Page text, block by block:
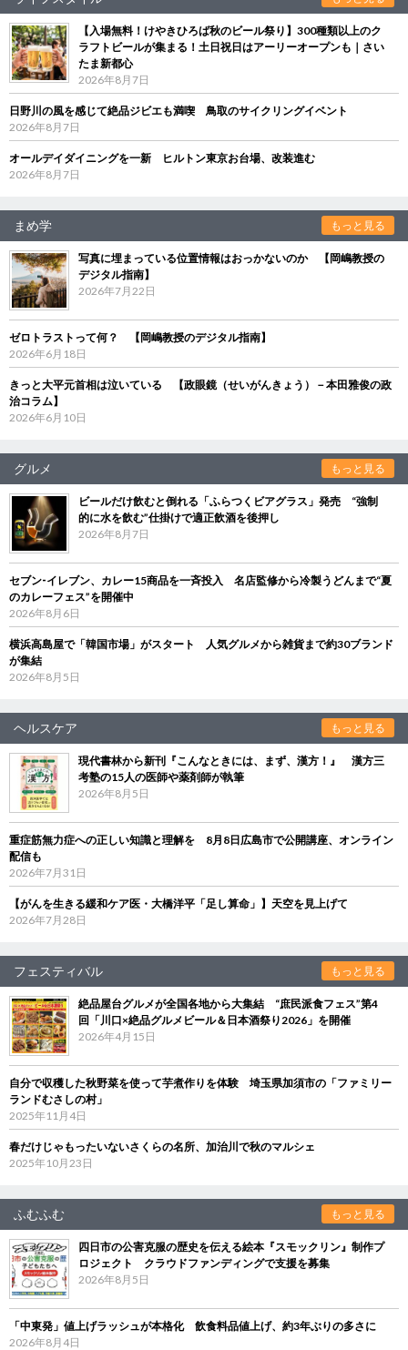
【入場無料！けやきひろば秋のビール祭り】300種類以上のク
ラフトビールが集まる！土日祝日はアーリーオープンも｜さい
たま新都心
2026年8月7日
日野川の風を感じて絶品ジビエも満喫 鳥取のサイクリングイベント
2026年8月7日
オールデイダイニングを一新 ヒルトン東京お台場、改装進む
2026年8月7日
まめ学 もっと見る
写真に埋まっている位置情報はおっかないのか 【岡嶋教授の
デジタル指南】
2026年7月22日
ゼロトラストって何？ 【岡嶋教授のデジタル指南】
2026年6月18日
きっと大平元首相は泣いている 【政眼鏡（せいがんきょう）－本田雅俊の政
治コラム】
2026年6月10日
グルメ もっと見る
ビールだけ飲むと倒れる「ふらつくビアグラス」発売 “強制
的に水を飲む”仕掛けで適正飲酒を後押し
2026年8月7日
セブン‐イレブン、カレー15商品を一斉投入 名店監修から冷製うどんまで“夏
のカレーフェス”を開催中
2026年8月6日
横浜高島屋で「韓国市場」がスタート 人気グルメから雑貨まで約30ブランド
が集結
2026年8月5日
ヘルスケア もっと見る
現代書林から新刊『こんなときには、まず、漢方！』 漢方三
考塾の15人の医師や薬剤師が執筆
2026年8月5日
重症筋無力症への正しい知識と理解を 8月8日広島市で公開講座、オンライン
配信も
2026年7月31日
【がんを生きる緩和ケア医・大橋洋平「足し算命」】天空を見上げて
2026年7月28日
フェスティバル もっと見る
絶品屋台グルメが全国各地から大集結 “庶民派食フェス”第4
回「川口×絶品グルメビール＆日本酒祭り2026」を開催
2026年4月15日
自分で収穫した秋野菜を使って芋煮作りを体験 埼玉県加須市の「ファミリー
ランドむさしの村」
2025年11月4日
春だけじゃもったいないさくらの名所、加治川で秋のマルシェ
2025年10月23日
ふむふむ もっと見る
四日市の公害克服の歴史を伝える絵本『スモックリン』制作プ
ロジェクト クラウドファンディングで支援を募集
2026年8月5日
「中東発」値上げラッシュが本格化 飲食料品値上げ、約3年ぶりの多さに
2026年8月4日